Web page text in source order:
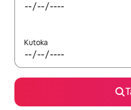
Kutoka